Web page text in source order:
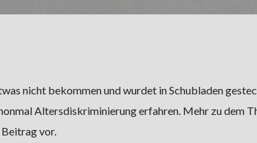
nicht bekommen und wurdet in Schubladen
Altersdiskriminierung erfahren. Mehr zu dem
vor.